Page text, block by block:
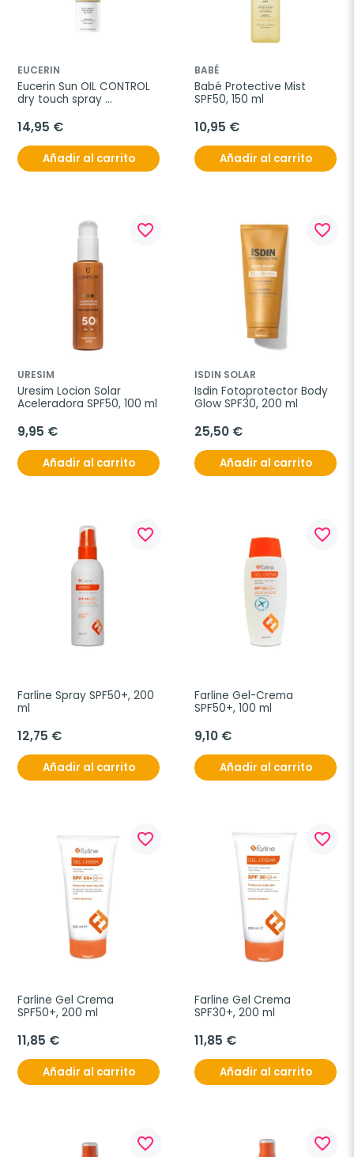
EUCERIN
Eucerin Sun OIL CONTROL
dry touch spray
ml
14,95 €
Añadir al carrito
BABÉ
Babé Protective Mist
SPF50, 150 ml
10,95 €
Añadir al carrito
favorite_border
URESIM
Uresim Locion Solar
Aceleradora SPF50, 100 ml
9,95 €
Añadir al carrito
favorite_border
ISDIN SOLAR
Isdin Fotoprotector Body
Glow SPF30, 200 ml
25,50 €
Añadir al carrito
favorite_border
Farline Spray SPF50+, 200
ml
12,75 €
Añadir al carrito
favorite_border
Farline Gel-Crema
SPF50+, 100 ml
9,10 €
Añadir al carrito
favorite_border
Farline Gel Crema
SPF50+, 200 ml
11,85 €
Añadir al carrito
favorite_border
Farline Gel Crema
SPF30+, 200 ml
11,85 €
Añadir al carrito
favorite_border favorite_border